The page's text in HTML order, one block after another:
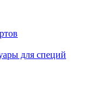
для специй